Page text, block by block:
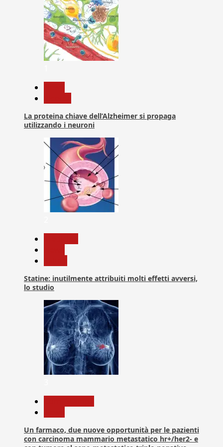
La proteina chiave dell’Alzheimer si propaga
utilizzando i neuroni
Statine: inutilmente attribuiti molti effetti avversi,
lo studio
Un farmaco, due nuove opportunità per le pazienti
con carcinoma mammario metastatico hr+/her2- e